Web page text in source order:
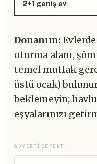
2+1 geniş ev
Donanım:
oturma alanı,
temel mutfak
üstü ocak)
beklemeyin;
eşyalarınızı
ADVERTISEMENT